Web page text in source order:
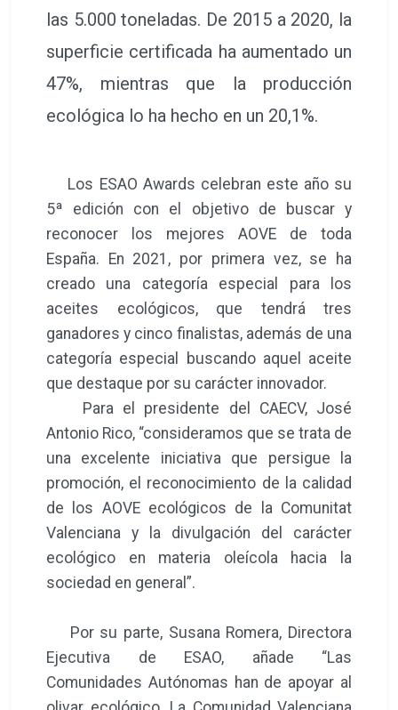
las 5.000 toneladas. De 2015 a 2020, la
superficie certificada ha aumentado un
47%, mientras que la producción
ecológica lo ha hecho en un 20,1%.
Los ESAO Awards celebran este año su
5ª edición con el objetivo de buscar y
reconocer los mejores AOVE de toda
España. En 2021, por primera vez, se ha
creado una categoría especial para los
aceites ecológicos, que tendrá tres
ganadores y cinco finalistas, además de una
categoría especial buscando aquel aceite
que destaque por su carácter innovador.
Para el presidente del CAECV, José
Antonio Rico, “consideramos que se trata de
una excelente iniciativa que persigue la
promoción, el reconocimiento de la calidad
de los AOVE ecológicos de la Comunitat
Valenciana y la divulgación del carácter
ecológico en materia oleícola hacia la
sociedad en general”.
Por su parte, Susana Romera, Directora
Ejecutiva de ESAO, añade “Las
Comunidades Autónomas han de apoyar al